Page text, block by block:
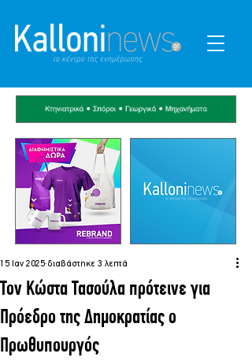
Τον Κώστα Τασούλα πρότεινε για
Πρόεδρο της Δημοκρατίας ο
Πρωθυπουργός
15 Ιαν 2025 διαβάστηκε 3 λεπτά